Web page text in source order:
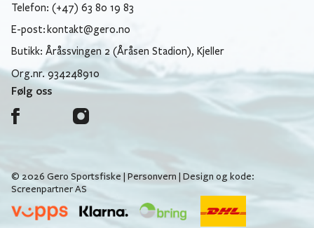
Telefon: (+47) 63 80 19 83
E-post: kontakt@gero.no
Butikk: Åråssvingen 2 (Åråsen Stadion), Kjeller
Org.nr. 934248910
Følg oss
© 2026 Gero Sportsfiske | Personvern | Design og kode:
Screenpartner AS